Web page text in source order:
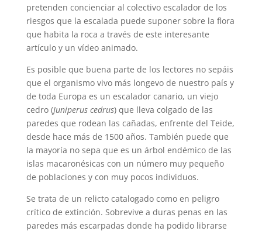
pretenden concienciar al colectivo escalador de los
riesgos que la escalada puede suponer sobre la flora
que habita la roca a través de este interesante
artículo y un vídeo animado.
Es posible que buena parte de los lectores no sepáis
que el organismo vivo más longevo de nuestro país y
de toda Europa es un escalador canario, un viejo
cedro (Juniperus cedrus) que lleva colgado de las
paredes que rodean las cañadas, enfrente del Teide,
desde hace más de 1500 años. También puede que
la mayoría no sepa que es un árbol endémico de las
islas macaronésicas con un número muy pequeño
de poblaciones y con muy pocos individuos.
Se trata de un relicto catalogado como en peligro
crítico de extinción. Sobrevive a duras penas en las
paredes más escarpadas donde ha podido librarse